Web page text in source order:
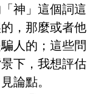
神」這個詞這
，那麼或者他
人的；這些問
下，我想評估
論點。